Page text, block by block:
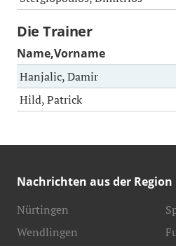
Die Trainer
Name,Vorname
Hanjalic, Damir
Hild, Patrick
Nachrichten aus der Region
Nürtingen
Wendlingen